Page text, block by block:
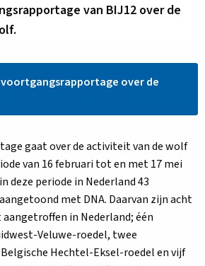
van BIJ12 over de
voortgangsrapportage over de
gaat over de activiteit van de wolf
van 16 februari tot en met 17 mei
deze periode in Nederland 43
met DNA. Daarvan zijn acht
in Nederland; één
Veluwe-roedel, twee
Hechtel-Eksel-roedel en vijf